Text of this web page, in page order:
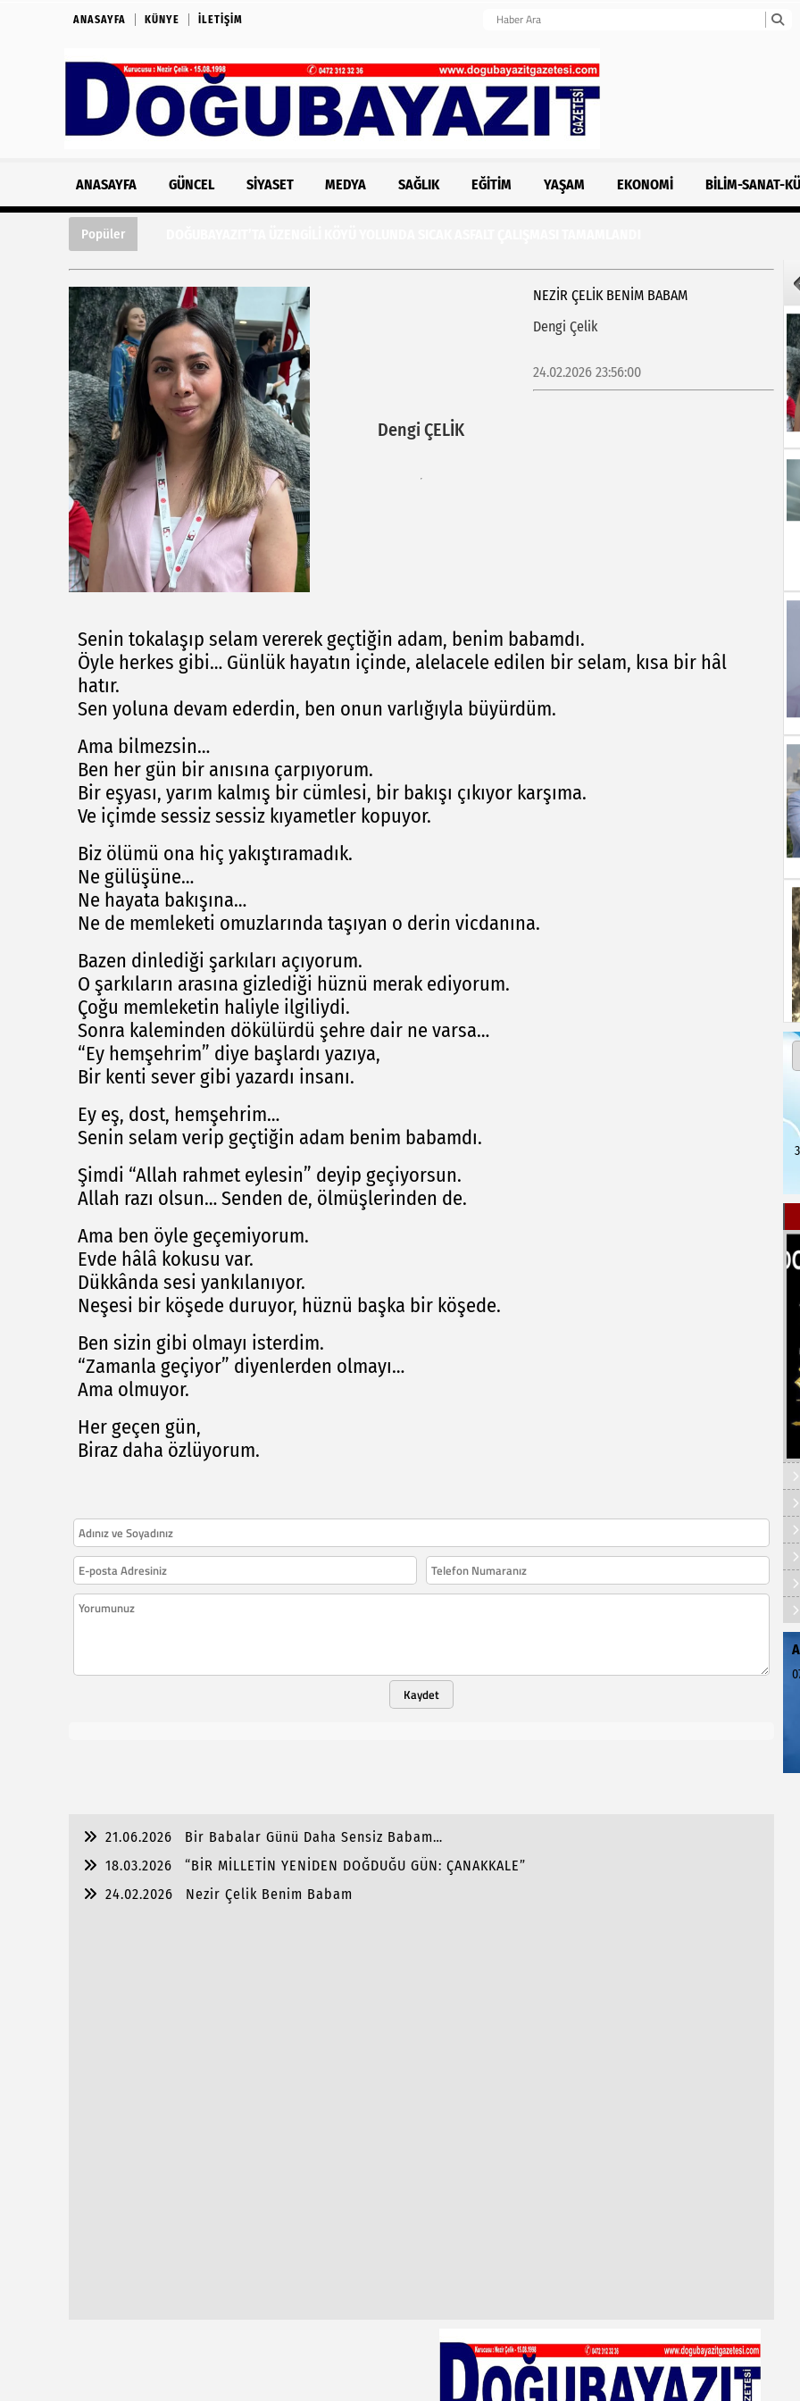
ANASAYFA KÜNYE İLETIŞIM
ANASAYFA GÜNCEL SIYASET MEDYA SAĞLIK EĞITIM YAŞAM EKONOMI BILIM-SANAT-
Popüler
Dengi ÇELİK
NEZIR ÇELIK BENIM BABAM
Dengi Çelik
24.02.2026 23:56:00
Senin tokalaşıp selam vererek geçtiğin adam, benim babamdı.
Öyle herkes gibi… Günlük hayatın içinde, alelacele edilen bir selam, kısa bir hâl
hatır.
Sen yoluna devam ederdin, ben onun varlığıyla büyürdüm.
Ama bilmezsin…
Ben her gün bir anısına çarpıyorum.
Bir eşyası, yarım kalmış bir cümlesi, bir bakışı çıkıyor karşıma.
Ve içimde sessiz sessiz kıyametler kopuyor.
Biz ölümü ona hiç yakıştıramadık.
Ne gülüşüne…
Ne hayata bakışına…
Ne de memleketi omuzlarında taşıyan o derin vicdanına.
Bazen dinlediği şarkıları açıyorum.
O şarkıların arasına gizlediği hüznü merak ediyorum.
Çoğu memleketin haliyle ilgiliydi.
Sonra kaleminden dökülürdü şehre dair ne varsa…
“Ey hemşehrim” diye başlardı yazıya,
Bir kenti sever gibi yazardı insanı.
Ey eş, dost, hemşehrim…
Senin selam verip geçtiğin adam benim babamdı.
Şimdi “Allah rahmet eylesin” deyip geçiyorsun.
Allah razı olsun… Senden de, ölmüşlerinden de.
Ama ben öyle geçemiyorum.
Evde hâlâ kokusu var.
Dükkânda sesi yankılanıyor.
Neşesi bir köşede duruyor, hüznü başka bir köşede.
Ben sizin gibi olmayı isterdim.
“Zamanla geçiyor” diyenlerden olmayı…
Ama olmuyor.
Her geçen gün,
Biraz daha özlüyorum.
Kaydet
21.06.2026
Bir Babalar Günü Daha Sensiz Babam…
18.03.2026
“BİR MİLLETİN YENİDEN DOĞDUĞU GÜN: ÇANAKKALE”
24.02.2026
Nezir Çelik Benim Babam